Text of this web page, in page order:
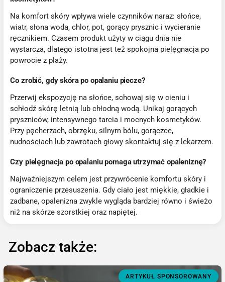
Na komfort skóry wpływa wiele czynników naraz: słońce,
wiatr, słona woda, chlor, pot, gorący prysznic i wycieranie
ręcznikiem. Czasem produkt użyty w ciągu dnia nie
wystarcza, dlatego istotna jest też spokojna pielęgnacja po
powrocie z plaży.
Co zrobić, gdy skóra po opalaniu piecze?
Przerwij ekspozycję na słońce, schowaj się w cieniu i
schłodź skórę letnią lub chłodną wodą. Unikaj gorących
pryszniców, intensywnego tarcia i mocnych kosmetyków.
Przy pęcherzach, obrzęku, silnym bólu, gorączce,
nudnościach lub zawrotach głowy skontaktuj się z lekarzem.
Czy pielęgnacja po opalaniu pomaga utrzymać opaleniznę?
Najważniejszym celem jest przywrócenie komfortu skóry i
ograniczenie przesuszenia. Gdy ciało jest miękkie, gładkie i
zadbane, opalenizna zwykle wygląda bardziej równo i świeżo
niż na skórze szorstkiej oraz napiętej.
Zobacz także:
ARTYKUŁ SPONSOROWANY